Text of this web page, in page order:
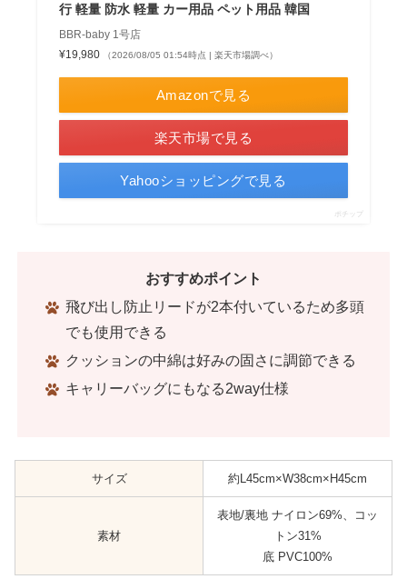
行 軽量 防水 軽量 カー用品 ペット用品 韓国
BBR-baby 1号店
¥19,980
（2026/08/05 01:54時点 | 楽天市場調べ）
Amazonで見る
楽天市場で見る
Yahooショッピングで見る
ポチップ
おすすめポイント
飛び出し防止リードが2本付いているため多頭
でも使用できる
クッションの中綿は好みの固さに調節できる
キャリーバッグにもなる2way仕様
サイズ 約L45cm×W38cm×H45cm
素材
表地/裏地 ナイロン69%、コッ
トン31%
底 PVC100%